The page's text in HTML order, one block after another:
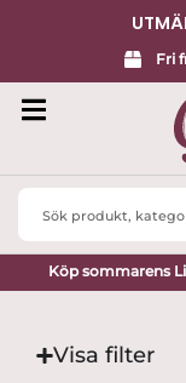
Fri
Search
Köp sommarens
Visa filter